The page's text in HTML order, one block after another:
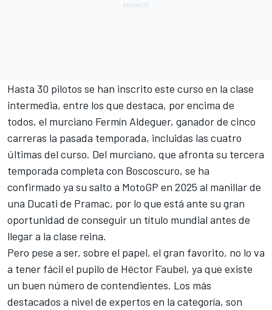
Hasta 30 pilotos se han inscrito este curso en la clase
intermedia, entre los que destaca, por encima de
todos, el murciano Fermín Aldeguer, ganador de cinco
carreras la pasada temporada, incluidas las cuatro
últimas del curso. Del murciano, que afronta su tercera
temporada completa con Boscoscuro, se ha
confirmado ya su salto a MotoGP en 2025 al manillar de
una Ducati de Pramac, por lo que está ante su gran
oportunidad de conseguir un título mundial antes de
llegar a la clase reina.
Pero pese a ser, sobre el papel, el gran favorito, no lo va
a tener fácil el pupilo de Héctor Faubel, ya que existe
un buen número de contendientes. Los más
destacados a nivel de expertos en la categoría, son